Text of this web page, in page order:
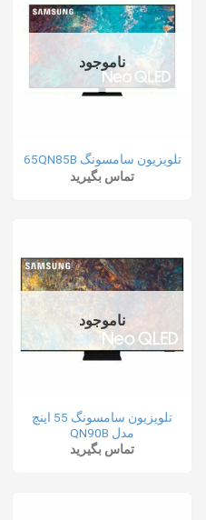
ناموجود
تلویزیون سامسونگ 65QN85B
تماس بگیرید
ناموجود
تلویزیون سامسونگ 55 اینچ
مدل QN90B
تماس بگیرید